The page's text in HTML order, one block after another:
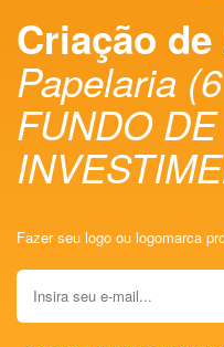
Criação de
Papelaria
FUNDO DE
Fazer seu logo ou logomarca